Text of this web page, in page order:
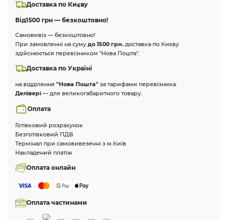
Доставка по Києву
Від1500 грн — безкоштовно!
Самовивіз — безкоштовно!
При замовленні на суму до 1500 грн. доставка по Києву
здійснюється перевізником "Нова Пошта".
Доставка по Україні
на відділення "Нова Пошта" за тарифами перевізника.
Делівері — для великогабаритного товару.
Оплата
Готівковий розрахунок
Безготівковий ПДВ
Термінал при самовивезенні з м.Київ
Накладений платіж
Оплата онлайн
Оплата частинами